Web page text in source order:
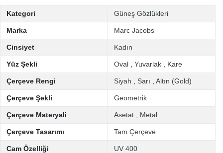
Kategori Güneş Gözlükleri
Marka Marc Jacobs
Cinsiyet Kadın
Yüz Şekli Oval Yuvarlak Kare
Çerçeve Rengi Siyah Sarı Altın (Gold)
Çerçeve Şekli Geometrik
Çerçeve Materyali Asetat Metal
Çerçeve Tasarımı Tam Çerçeve
Cam Özelliği UV 400